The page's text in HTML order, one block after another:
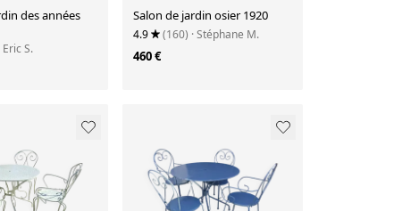
des années
Eric S.
Salon de jardin osier 1920
4.9 (160) · Stéphane M.
460 €